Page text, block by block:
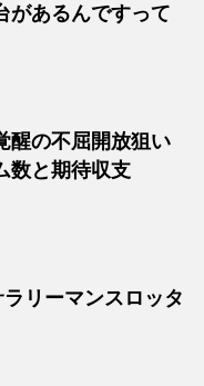
があるんですって
醒の不屈開放狙い
数と期待収支
リーマンスロッタ